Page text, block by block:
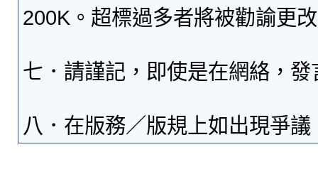
200K。超標過多者將被勸諭更
七．請謹記，即使是在網絡，
八．在版務／版規上如出現爭